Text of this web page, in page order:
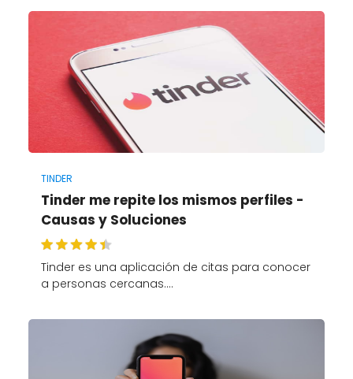
TINDER
Tinder me repite los mismos perfiles -
Causas y Soluciones
Tinder es una aplicación de citas para conocer
a personas cercanas.…